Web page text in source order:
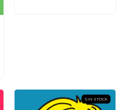
SIN STOCK